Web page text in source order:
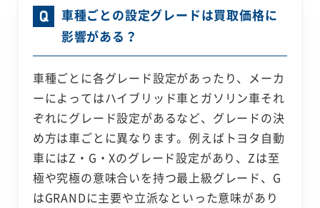
車種ごとの設定グレードは買取価格に
影響がある？
車種ごとに各グレード設定があったり、メーカ
ーによってはハイブリッド車とガソリン車それ
ぞれにグレード設定があるなど、グレードの決
め方は車ごとに異なります。例えばトヨタ自動
車にはZ・G・Xのグレード設定があり、Zは至
極や究極の意味合いを持つ最上級グレード、G
はGRANDに主要や立派なといった意味があり